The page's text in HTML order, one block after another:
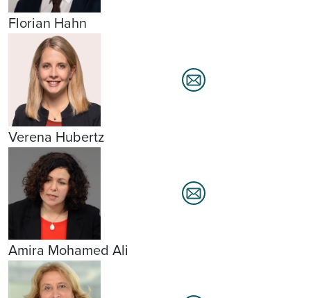
Florian Hahn
Verena Hubertz
Amira Mohamed Ali